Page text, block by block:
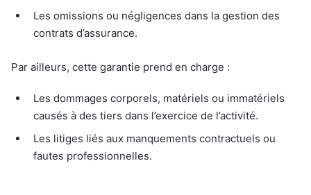
Les omissions ou négligences dans la gestion des
contrats d’assurance.
Par ailleurs, cette garantie prend en charge :
Les dommages corporels, matériels ou immatériels
causés à des tiers dans l’exercice de l’activité.
Les litiges liés aux manquements contractuels ou
fautes professionnelles.